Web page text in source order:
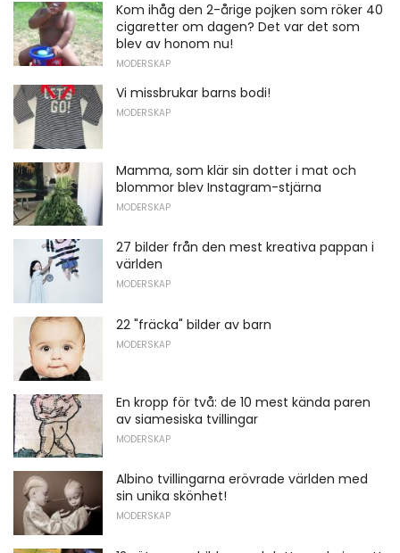
Kom ihåg den 2-årige pojken som röker 40
cigaretter om dagen? Det var det som
blev av honom nu!
MODERSKAP
Vi missbrukar barns bodi!
MODERSKAP
Mamma, som klär sin dotter i mat och
blommor blev Instagram-stjärna
MODERSKAP
27 bilder från den mest kreativa pappan i
världen
MODERSKAP
22 "fräcka" bilder av barn
MODERSKAP
En kropp för två: de 10 mest kända paren
av siamesiska tvillingar
MODERSKAP
Albino tvillingarna erövrade världen med
sin unika skönhet!
MODERSKAP